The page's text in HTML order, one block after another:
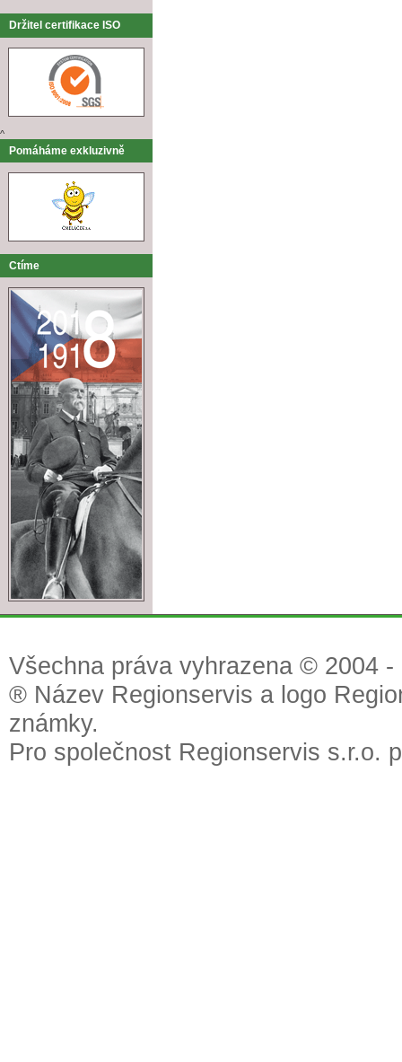
Držitel certifikace ISO
^
Pomáháme exkluzivně
Ctíme
Všechna práva vyhrazena © 2004
® Název Regionservis a logo
známky.
Pro společnost Regionservis s.r.o.